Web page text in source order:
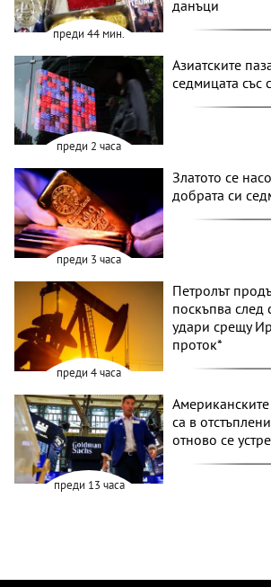
преди 44 мин.
данъци
преди 2 часа
Азиатските
седмицата със
преди 3 часа
Златото се
добрата си
преди 4 часа
Петролът
поскъпва след
удари срещу
проток*
преди 13 часа
са в
отново се